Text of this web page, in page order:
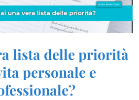
lista delle priorità
personale e